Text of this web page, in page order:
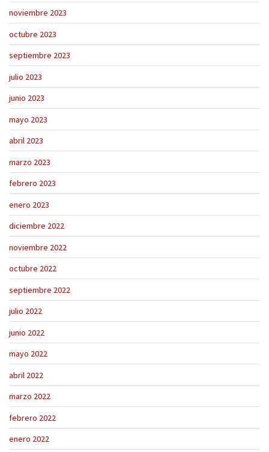
noviembre 2023
octubre 2023
septiembre 2023
julio 2023
junio 2023
mayo 2023
abril 2023
marzo 2023
febrero 2023
enero 2023
diciembre 2022
noviembre 2022
octubre 2022
septiembre 2022
julio 2022
junio 2022
mayo 2022
abril 2022
marzo 2022
febrero 2022
enero 2022